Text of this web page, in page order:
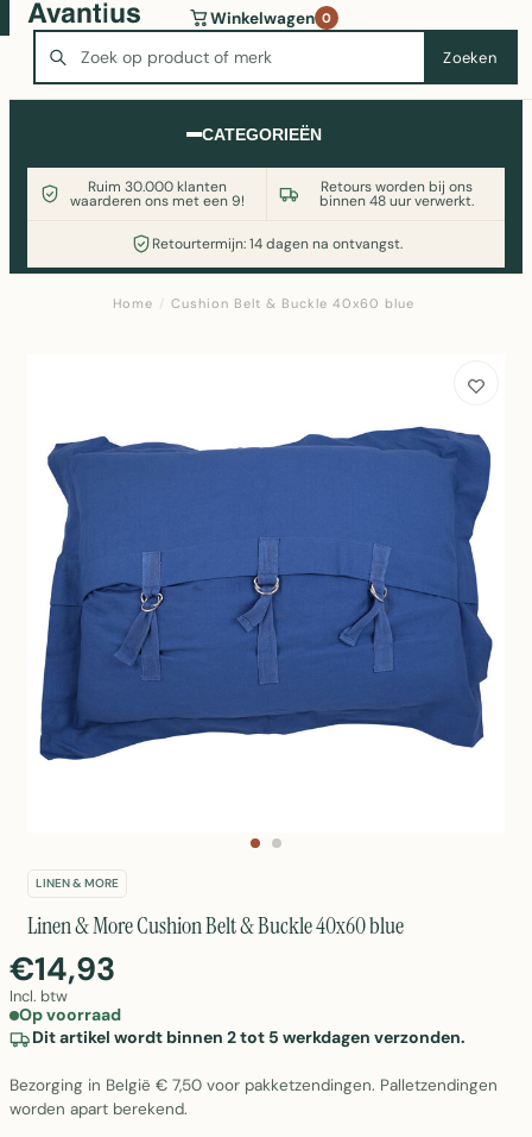
Zoeken
Winkelwagen 0
CATEGORIEËN
Ruim 30.000 klanten
waarderen ons met een 9!
Retours worden bij ons
binnen 48 uur verwerkt.
Retourtermijn: 14 dagen na ontvangst.
Wasmachine of koelkast nodig? Vergelijk alle prijzen op
Witgoedaanbod.nl
Home / Cushion Belt & Buckle 40x60 blue
LINEN & MORE
Linen & More Cushion Belt & Buckle 40x60 blue
€14,93
Incl. btw
Op voorraad
Dit artikel wordt binnen 2 tot 5 werkdagen verzonden.
Bezorging in België € 7,50 voor pakketzendingen. Palletzendingen
worden apart berekend.